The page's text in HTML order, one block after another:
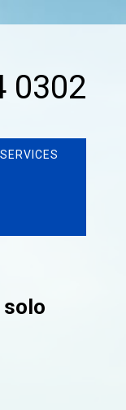
0302
SERVICES
solo